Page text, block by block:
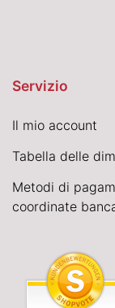
Servizio
Il mio account
Tabella delle
Metodi di
coordinate